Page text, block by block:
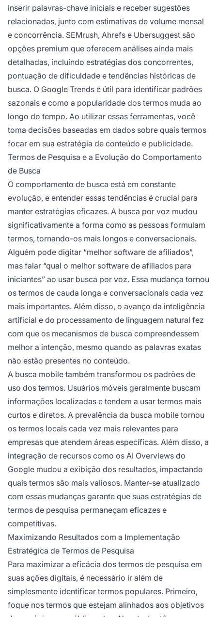
inserir palavras-chave iniciais e receber sugestões
relacionadas, junto com estimativas de volume mensal
e concorrência. SEMrush, Ahrefs e Ubersuggest são
opções premium que oferecem análises ainda mais
detalhadas, incluindo estratégias dos concorrentes,
pontuação de dificuldade e tendências históricas de
busca. O Google Trends é útil para identificar padrões
sazonais e como a popularidade dos termos muda ao
longo do tempo. Ao utilizar essas ferramentas, você
toma decisões baseadas em dados sobre quais termos
focar em sua estratégia de conteúdo e publicidade.
Termos de Pesquisa e a Evolução do Comportamento
de Busca
O comportamento de busca está em constante
evolução, e entender essas tendências é crucial para
manter estratégias eficazes. A busca por voz mudou
significativamente a forma como as pessoas formulam
termos, tornando-os mais longos e conversacionais.
Alguém pode digitar “melhor software de afiliados”,
mas falar “qual o melhor software de afiliados para
iniciantes” ao usar busca por voz. Essa mudança tornou
os termos de cauda longa e conversacionais cada vez
mais importantes. Além disso, o avanço da inteligência
artificial e do processamento de linguagem natural fez
com que os mecanismos de busca compreendessem
melhor a intenção, mesmo quando as palavras exatas
não estão presentes no conteúdo.
A busca mobile também transformou os padrões de
uso dos termos. Usuários móveis geralmente buscam
informações localizadas e tendem a usar termos mais
curtos e diretos. A prevalência da busca mobile tornou
os termos locais cada vez mais relevantes para
empresas que atendem áreas específicas. Além disso, a
integração de recursos como os AI Overviews do
Google mudou a exibição dos resultados, impactando
quais termos são mais valiosos. Manter-se atualizado
com essas mudanças garante que suas estratégias de
termos de pesquisa permaneçam eficazes e
competitivas.
Maximizando Resultados com a Implementação
Estratégica de Termos de Pesquisa
Para maximizar a eficácia dos termos de pesquisa em
suas ações digitais, é necessário ir além de
simplesmente identificar termos populares. Primeiro,
foque nos termos que estejam alinhados aos objetivos